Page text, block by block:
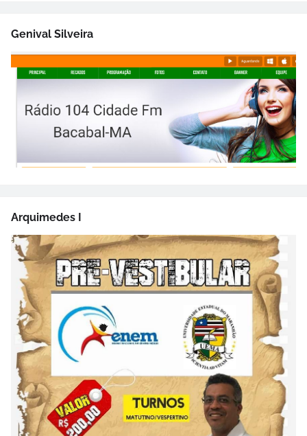
Genival Silveira
Arquimedes I